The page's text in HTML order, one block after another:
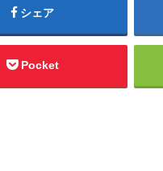
シェア
Pocket